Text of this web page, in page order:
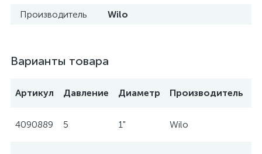
Производитель
Wilo
Варианты товара
Артикул Давление Диаметр Производитель
4090889 5 1" Wilo